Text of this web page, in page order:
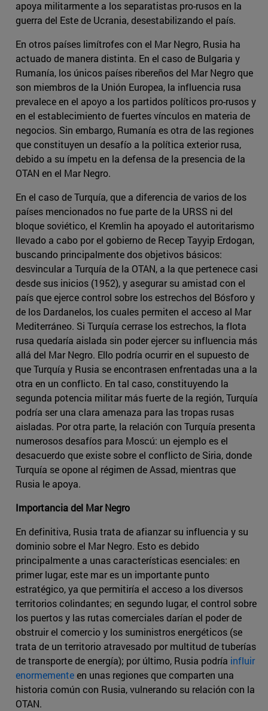
apoya militarmente a los separatistas pro-rusos en la
guerra del Este de Ucrania, desestabilizando el país.
En otros países limítrofes con el Mar Negro, Rusia ha
actuado de manera distinta. En el caso de Bulgaria y
Rumanía, los únicos países ribereños del Mar Negro que
son miembros de la Unión Europea, la influencia rusa
prevalece en el apoyo a los partidos políticos pro-rusos y
en el establecimiento de fuertes vínculos en materia de
negocios. Sin embargo, Rumanía es otra de las regiones
que constituyen un desafío a la política exterior rusa,
debido a su ímpetu en la defensa de la presencia de la
OTAN en el Mar Negro.
En el caso de Turquía, que a diferencia de varios de los
países mencionados no fue parte de la URSS ni del
bloque soviético, el Kremlin ha apoyado el autoritarismo
llevado a cabo por el gobierno de Recep Tayyip Erdogan,
buscando principalmente dos objetivos básicos:
desvincular a Turquía de la OTAN, a la que pertenece casi
desde sus inicios (1952), y asegurar su amistad con el
país que ejerce control sobre los estrechos del Bósforo y
de los Dardanelos, los cuales permiten el acceso al Mar
Mediterráneo. Si Turquía cerrase los estrechos, la flota
rusa quedaría aislada sin poder ejercer su influencia más
allá del Mar Negro. Ello podría ocurrir en el supuesto de
que Turquía y Rusia se encontrasen enfrentadas una a la
otra en un conflicto. En tal caso, constituyendo la
segunda potencia militar más fuerte de la región, Turquía
podría ser una clara amenaza para las tropas rusas
aisladas. Por otra parte, la relación con Turquía presenta
numerosos desafíos para Moscú: un ejemplo es el
desacuerdo que existe sobre el conflicto de Siria, donde
Turquía se opone al régimen de Assad, mientras que
Rusia le apoya.
Importancia del Mar Negro
En definitiva, Rusia trata de afianzar su influencia y su
dominio sobre el Mar Negro. Esto es debido
principalmente a unas características esenciales: en
primer lugar, este mar es un importante punto
estratégico, ya que permitiría el acceso a los diversos
territorios colindantes; en segundo lugar, el control sobre
los puertos y las rutas comerciales darían el poder de
obstruir el comercio y los suministros energéticos (se
trata de un territorio atravesado por multitud de tuberías
de transporte de energía); por último, Rusia podría influir
enormementeen unas regiones que comparten una
historia común con Rusia, vulnerando su relación con la
OTAN.